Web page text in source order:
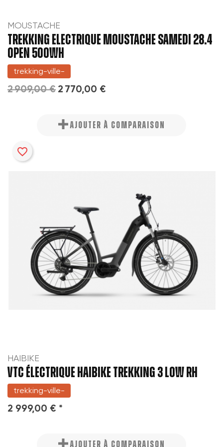
MOUSTACHE
TREKKING ELECTRIQUE MOUSTACHE SAMEDI 28.4
OPEN 500WH
trekking-ville-
2 909,00 € 2 770,00 €
AJOUTER À COMPARAISON
HAIBIKE
VTC ÉLECTRIQUE HAIBIKE TREKKING 3 LOW RH
trekking-ville-
2 999,00 € *
favorite_border
AJOUTER À COMPARAISON